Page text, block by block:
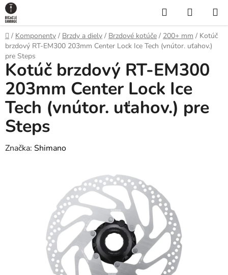
Prejsť
na
obsah
Hľadať
KOŠÍK
Domov
/ Komponenty / Brzdy a diely / Brzdové kotúče / 200+ mm / Kotúč
brzdový RT-EM300 203mm Center Lock Ice Tech (vnútor. uťahov.)
pre Steps
Kotúč brzdový RT-EM300
203mm Center Lock Ice
Tech (vnútor. uťahov.) pre
Steps
Značka: Shimano